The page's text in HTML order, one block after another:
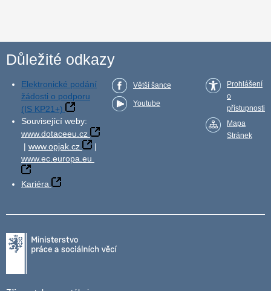
Důležité odkazy
Elektronické podání
žádosti o podporu
(IS KP21+)
Související weby:
www.dotaceeu.cz
| www.opjak.cz
|
www.ec.europa.eu
Kariéra
Větší šance
Youtube
Prohlášení
o
přístupnosti
Mapa
Stránek